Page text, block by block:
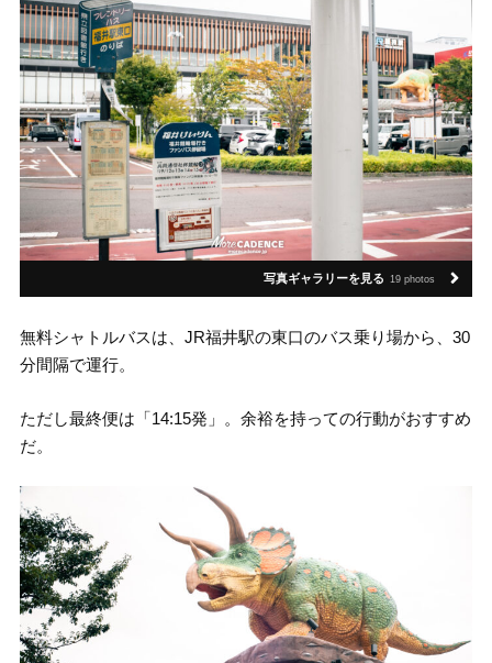
写真ギャラリーを見る 19 photos
無料シャトルバスは、JR福井駅の東口のバス乗り場から、30
分間隔で運行。
ただし最終便は「14:15発」。余裕を持っての行動がおすすめ
だ。